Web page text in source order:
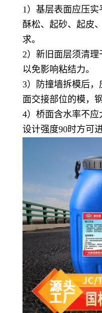
1）基层表面应压
酥松、起砂、起皮
求。
2）新旧面层须清理
以免影响粘结力。
3）防撞墙拆模后
面交接部位的模，
4）桥面含水率不应
设计强度90时方可